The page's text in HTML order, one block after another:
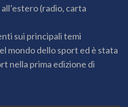
(radio, carta
sui principali temi
mondo dello sport ed è stata
nella prima edizione di